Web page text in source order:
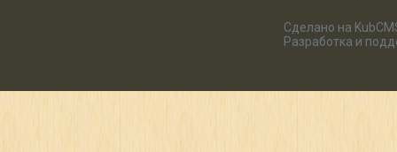
Сделано на
Разработка и